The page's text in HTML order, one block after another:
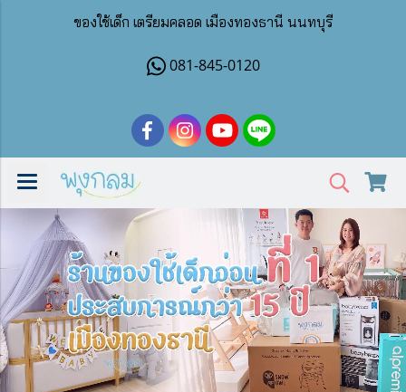
ของใช้เด็ก เตรียมคลอด เมืองทองธานี นนทบุรี
081-845-0120